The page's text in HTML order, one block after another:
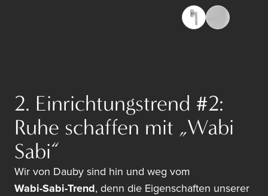
2. Einrichtungstrend #2:
Ruhe schaffen mit „Wabi
Sabi“
Wir von Dauby sind hin und weg vom
Wabi-Sabi-Trend, denn die Eigenschaften unserer